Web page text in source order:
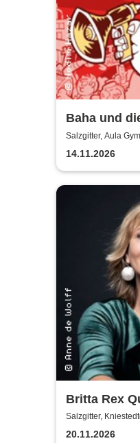
Baha und
Aula
Fredenberg
Salzgitter, Aula
14.11.2026
Britta Rex
Witches,
Salzgitter,
20.11.2026